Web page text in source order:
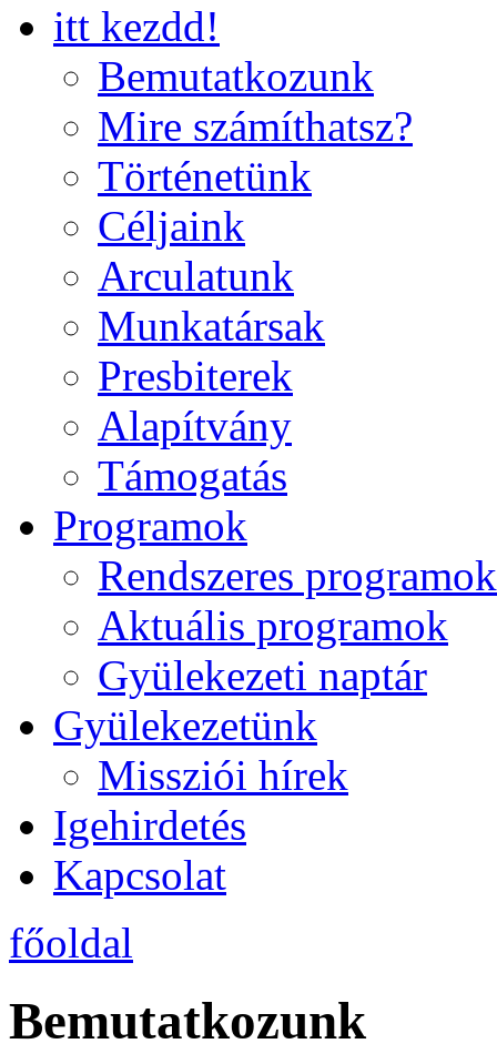
itt kezdd!
Bemutatkozunk
Mire számíthatsz?
Történetünk
Céljaink
Arculatunk
Munkatársak
Presbiterek
Alapítvány
Támogatás
Programok
Rendszeres programok
Aktuális programok
Gyülekezeti naptár
Gyülekezetünk
Missziói hírek
Igehirdetés
Kapcsolat
főoldal
Bemutatkozunk